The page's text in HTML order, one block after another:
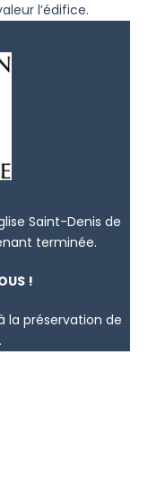
l’édifice.
Saint-Denis de
terminée.
!
la préservation de